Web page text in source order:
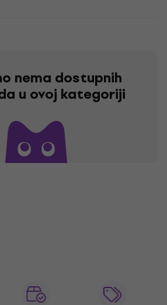
nema dostupnih
u ovoj kategoriji